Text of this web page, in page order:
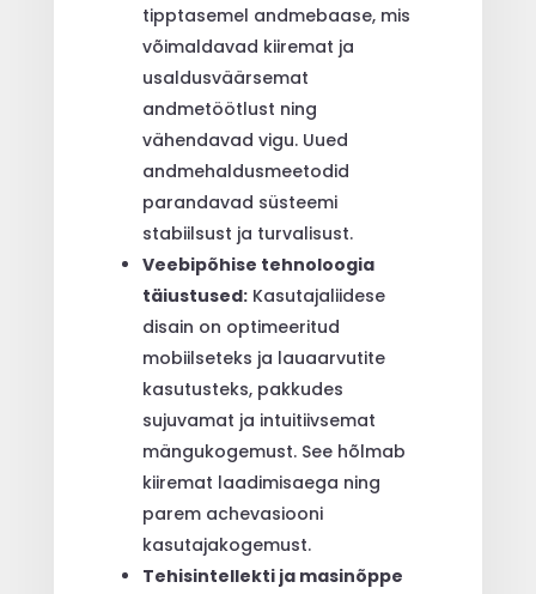
tipptasemel andmebaase, mis
võimaldavad kiiremat ja
usaldusväärsemat
andmetöötlust ning
vähendavad vigu. Uued
andmehaldusmeetodid
parandavad süsteemi
stabiilsust ja turvalisust.
Veebipõhise tehnoloogia
täiustused:Kasutajaliidese
disain on optimeeritud
mobiilseteks ja lauaarvutite
kasutusteks, pakkudes
sujuvamat ja intuitiivsemat
mängukogemust. See hõlmab
kiiremat laadimisaega ning
parem achevasiooni
kasutajakogemust.
Tehisintellekti ja masinõppe